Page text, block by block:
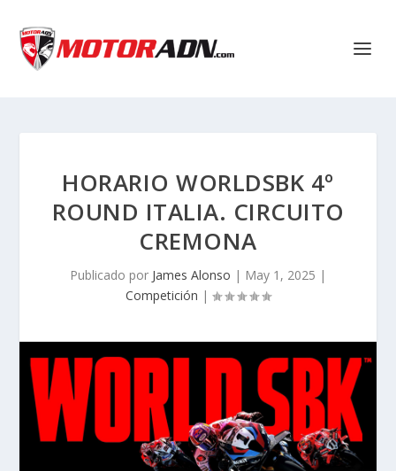
HORARIO WORLDSBK 4º
ROUND ITALIA. CIRCUITO
CREMONA
Publicado por James Alonso | May 1, 2025 |
Competición |